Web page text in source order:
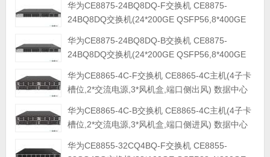
华为CE8875-24BQ8DQ-F交换机 CE8875-
24BQ8DQ交换机(24*200GE QSFP56,8*400GE
中心交换机
华为CE8875-24BQ8DQ-B交换机 CE8875-
24BQ8DQ交换机(24*200GE QSFP56,8*400GE
中心交换机
华为CE8865-4C-F交换机 CE8865-4C主机(4子卡
槽位,2*交流电源,3*风机盒,端口侧出风) 数据中心
华为CE8865-4C-B交换机 CE8865-4C主机(4子卡
槽位,2*交流电源,3*风机盒,端口侧进风) 数据中心
华为CE8855-32CQ4BQ-F交换机 CE8855-